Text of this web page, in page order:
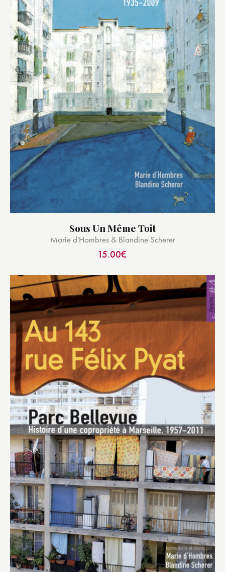
Sous Un Même Toit
Marie d'Hombres & Blandine Scherer
15.00€